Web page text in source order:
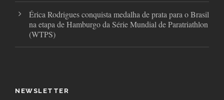
Érica Rodrigues conquista medalha de prata para o Brasil
na etapa de Hamburgo da Série Mundial de Paratriathlon
(WTPS)
NEWSLETTER